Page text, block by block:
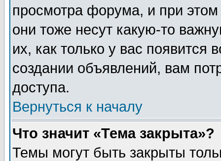
просмотра форума, и при
они тоже несут какую-то
их, как только у вас появится
создании объявлений, вам
доступа.
Вернуться к началу
Что значит «Тема закрыта»?
Темы могут быть закрыты